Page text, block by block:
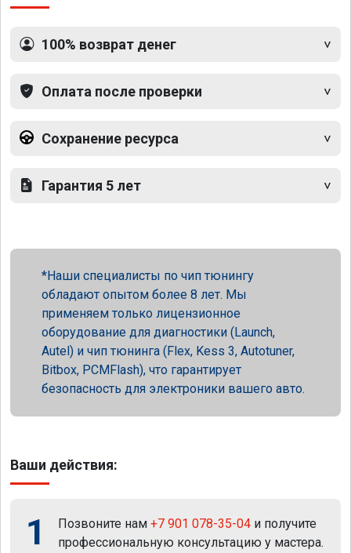
100% возврат денег
Оплата после проверки
Сохранение ресурса
Гарантия 5 лет
Наши специалисты по чип тюнингу
обладают опытом более 8 лет. Мы
применяем только лицензионное
оборудование для диагностики (Launch,
Autel) и чип тюнинга (Flex, Kess 3, Autotuner,
Bitbox, PCMFlash), что гарантирует
безопасность для электроники вашего авто.
Ваши действия:
1 Позвоните нам +7 901 078-35-04 и получите
профессиональную консультацию у мастера.